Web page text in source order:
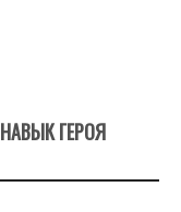
НАВЫК ГЕРОЯ